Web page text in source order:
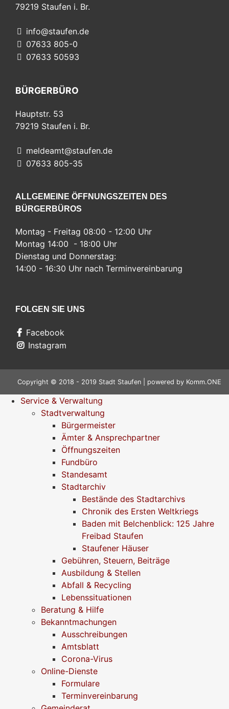
79219 Staufen i. Br.
info@staufen.de
07633 805-0
07633 50593
BÜRGERBÜRO
Hauptstr. 53
79219 Staufen i. Br.
meldeamt@staufen.de
07633 805-35
ALLGEMEINE ÖFFNUNGSZEITEN DES
BÜRGERBÜROS
Montag - Freitag 08:00 - 12:00 Uhr
Montag 14:00 - 18:00 Uhr
Dienstag und Donnerstag:
14:00 - 16:30 Uhr nach Terminvereinbarung
FOLGEN SIE UNS
Facebook
Instagram
Copyright © 2018 - 2019 Stadt Staufen | powered by Komm.ONE
Service & Verwaltung
Stadtverwaltung
Bürgermeister
Ämter & Ansprechpartner
Öffnungszeiten
Fundbüro
Standesamt
Stadtarchiv
Bestände des Stadtarchivs
Chronik des Ersten Weltkriegs
Baden mit Belchenblick: 125 Jahre
Freibad Staufen
Staufener Häuser
Gebühren, Steuern, Beiträge
Ausbildung & Stellen
Abfall & Recycling
Lebenssituationen
Beratung & Hilfe
Bekanntmachungen
Ausschreibungen
Amtsblatt
Corona-Virus
Online-Dienste
Formulare
Terminvereinbarung